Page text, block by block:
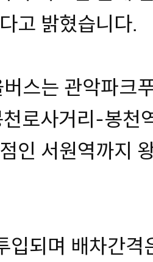
고 밝혔습니다.
스는 관악파크
로사거리-봉천
인 서원역까지
입되며 배차간